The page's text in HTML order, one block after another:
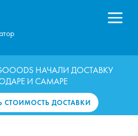
НАЧАЛИ ДОСТАВКУ
И САМАРЕ
СТОИМОСТЬ ДОСТАВКИ